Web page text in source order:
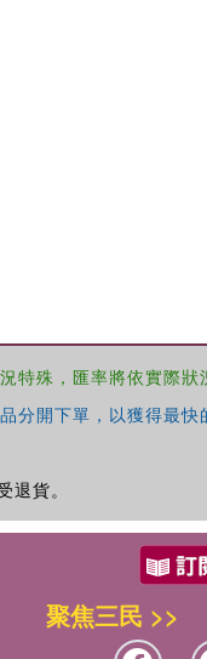
殊，匯率將依實際狀
開下單，以獲得最快
貨。
聚焦三民 >>